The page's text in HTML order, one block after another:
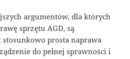
argumentów, dla których
sprzętu AGD, są
stosunkowo prosta naprawa
do pełnej sprawności i